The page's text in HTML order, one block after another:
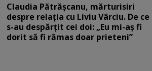
Claudia Pătrășcanu, mărturisiri
despre relația cu Liviu Vârciu. De ce
s-au despărțit cei doi: „Eu mi-aș fi
dorit să fi rămas doar prieteni”